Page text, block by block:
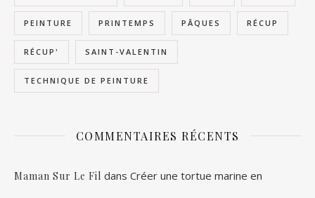
PEINTURE PRINTEMPS PÂQUES RÉCUP
RÉCUP' SAINT-VALENTIN
TECHNIQUE DE PEINTURE
COMMENTAIRES RÉCENTS
Maman Sur Le Fil dans Créer une tortue marine en